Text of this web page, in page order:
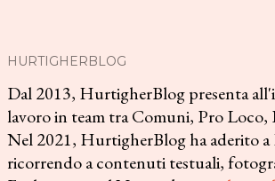
HURTIGHERBLOG
Dal 2013, HurtigherBlog presenta
lavoro in team tra Comuni, Pro Loco,
Nel 2021, HurtigherBlog ha aderito
ricorrendo a contenuti testuali,